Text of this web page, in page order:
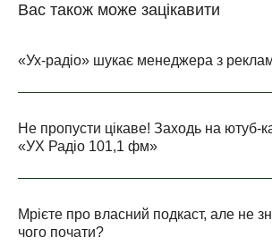
Вас також може зацікавити
«Ух-радіо» шукає менеджера з
Не пропусти цікаве! Заходь на ютуб-
«УХ Радіо 101,1 фм»
Мрієте про власний подкаст, але не
чого почати?